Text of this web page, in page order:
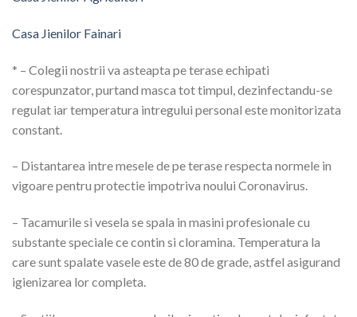
Casa Jienilor Fainari
* – Colegii nostrii va asteapta pe terase echipati
corespunzator, purtand masca tot timpul, dezinfectandu-se
regulat iar temperatura intregului personal este monitorizata
constant.
– Distantarea intre mesele de pe terase respecta normele in
vigoare pentru protectie impotriva noului Coronavirus.
– Tacamurile si vesela se spala in masini profesionale cu
substante speciale ce contin si cloramina. Temperatura la
care sunt spalate vasele este de 80 de grade, astfel asigurand
igienizarea lor completa.